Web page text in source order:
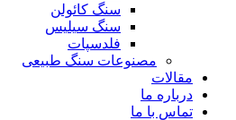
سنگ کائولن
سنگ سیلیس
فلدسپات
مصنوعات سنگ طبیعی
مقالات
درباره ما
تماس با ما